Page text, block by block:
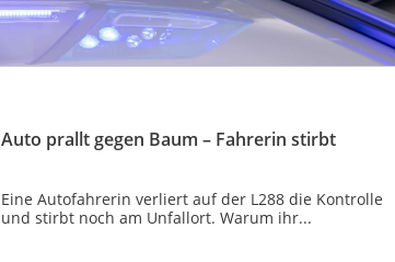
Auto prallt gegen Baum – Fahrerin stirbt
Eine Autofahrerin verliert auf der L288 die Kontrolle
und stirbt noch am Unfallort. Warum ihr...